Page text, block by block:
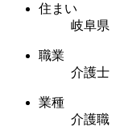
住まい
岐阜県
職業
介護士
業種
介護職